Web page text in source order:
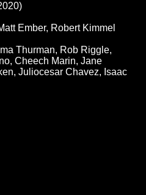
Ember, Robert Kimmel
Thurman, Rob Riggle,
Cheech Marin, Jane
Juliocesar Chavez, Isaac